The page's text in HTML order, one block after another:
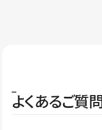
よくあるご質問